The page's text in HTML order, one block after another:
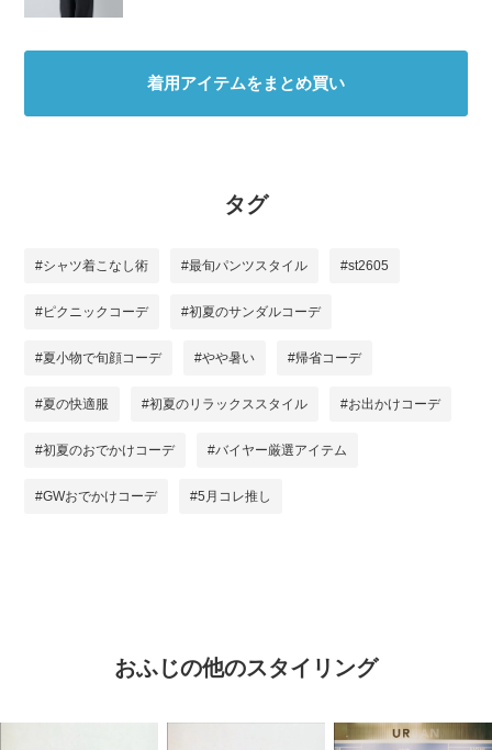
着用アイテムをまとめ買い
タグ
#シャツ着こなし術 #最旬パンツスタイル #st2605
#ピクニックコーデ #初夏のサンダルコーデ
#夏小物で旬顔コーデ #やや暑い #帰省コーデ
#夏の快適服 #初夏のリラックススタイル #お出かけコーデ
#初夏のおでかけコーデ #バイヤー厳選アイテム
#GWおでかけコーデ #5月コレ推し
おふじの他のスタイリング